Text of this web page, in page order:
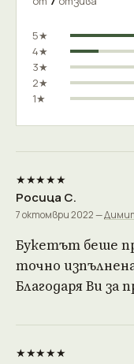
5★
4★
3★
2★
1★
★★★★★
Росица С.
7 октомври 2022 —
Букетът беше
точно
Благодаря Ви за
★★★★★